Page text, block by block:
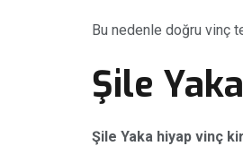
Bu nedenle doğru vinç
Şile
Şile Yaka hiyap vinç